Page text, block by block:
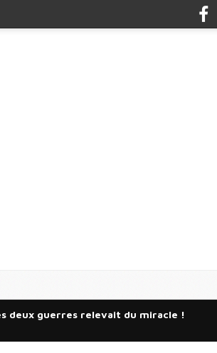
deux guerres relevait du miracle !